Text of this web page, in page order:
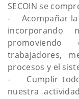
SECOIN se
- Acompañar la
incorporando
trabajadores,
procesos y el
- Cumplir
nuestra